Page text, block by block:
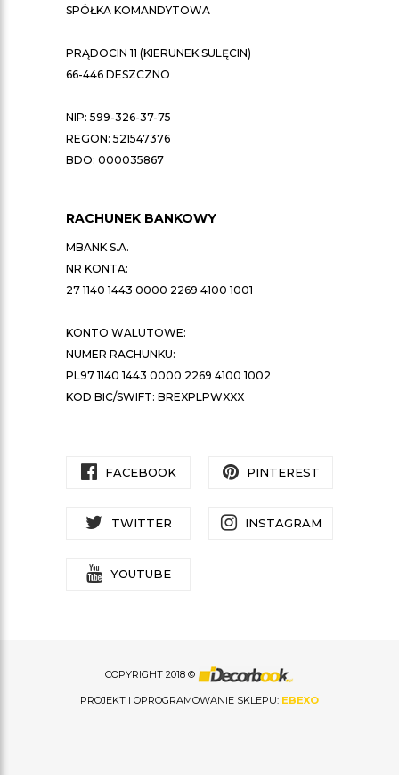
SPÓŁKA KOMANDYTOWA
PRĄDOCIN 11 (KIERUNEK SULĘCIN)
66-446 DESZCZNO
NIP: 599-326-37-75
REGON: 521547376
BDO: 000035867
RACHUNEK BANKOWY
MBANK S.A.
NR KONTA:
27 1140 1443 0000 2269 4100 1001
KONTO WALUTOWE:
NUMER RACHUNKU:
PL97 1140 1443 0000 2269 4100 1002
KOD BIC/SWIFT: BREXPLPWXXX
FACEBOOK PINTEREST
TWITTER INSTAGRAM
YOUTUBE
COPYRIGHT 2018 ©
PROJEKT I OPROGRAMOWANIE SKLEPU: EBEXO